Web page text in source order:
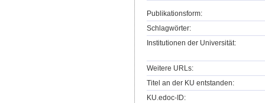
Publikationsform:
Schlagwörter:
Institutionen der Universität:
Weitere URLs:
Titel an der KU entstanden:
KU.edoc-ID: